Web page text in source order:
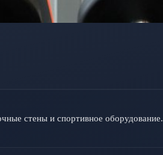
стены и спортивное оборудование.